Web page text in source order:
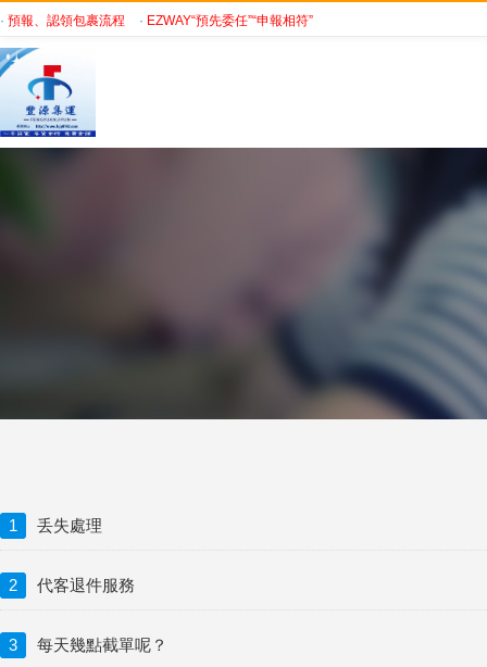
· 預報、認領包裹流程 · EZWAY“預先委任”“申報相符”
1 丢失處理
2 代客退件服務
3 每天幾點截單呢？